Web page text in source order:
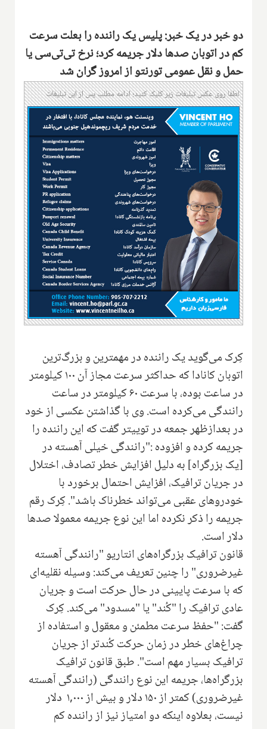
دو خبر در یک خبر: پلیس یک راننده را بعلت سرعت
کم در اتوبان صدها دلار جریمه کرد؛ نرخ تی‌تی‌سی یا
حمل و نقل عمومی تورنتو از امروز گران شد
لطفا روی عکس تبلیغات زیر کلیک کنید؛ ادامه مطلب پس از این تبلیغات
کِرک می‌گوید یک راننده در مهمترین و بزرگ‌ترین
اتوبان کانادا که حداکثر سرعت مجاز آن ۱۰۰ کیلومتر
در ساعت بوده، با سرعت ۶۰ کیلومتر در ساعت
رانندگی می‌کرده است. وی با گذاشتن عکسی از خود
در بعدازظهر جمعه در توییتر گفت که این راننده را
جریمه کرده و افزوده :"رانندگی خیلی آهسته در
[یک بزرگراه] به دلیل افزایش خطر تصادف، اختلال
در جریان ترافیک، افزایش احتمال برخورد با
خودروهای عقبی می‌تواند خطرناک باشد". کِرک رقم
جریمه را ذکر نکرده اما این نوع جریمه معمولا صدها
دلار است.
قانون ترافیک بزرگراه‌های انتاریو "رانندگی آهسته
غیرضروری" را چنین تعریف می‌کند: وسیله نقلیه‌ای
که با سرعت پایینی در حال حرکت است و جریان
عادی ترافیک را "کُند" یا "مسدود" می‌کند. کِرک
گفت: "حفظ سرعت مطمئن و معقول و استفاده از
چراغ‌های خطر در زمان حرکت کُندتر از جریان
ترافیک بسیار مهم است". طبق قانون ترافیک
بزرگراه‌ها، جریمه این نوع رانندگی (رانندگی آهسته
غیرضروری) کمتر از ۱۵۰ دلار و بیش از ۱,۰۰۰ دلار
نیست، بعلاوه اینکه دو امتیاز نیز از راننده کم